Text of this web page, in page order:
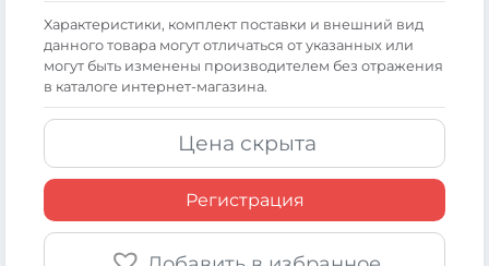
Xарактеристики, комплект поставки и внешний вид
данного товара могут отличаться от указанных или
могут быть изменены производителем без отражения
в каталоге интернет-магазина.
Цена скрыта
Регистрация